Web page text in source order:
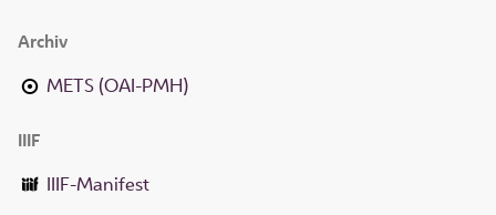
Archiv
METS (OAI-PMH)
IIIF
IIIF-Manifest